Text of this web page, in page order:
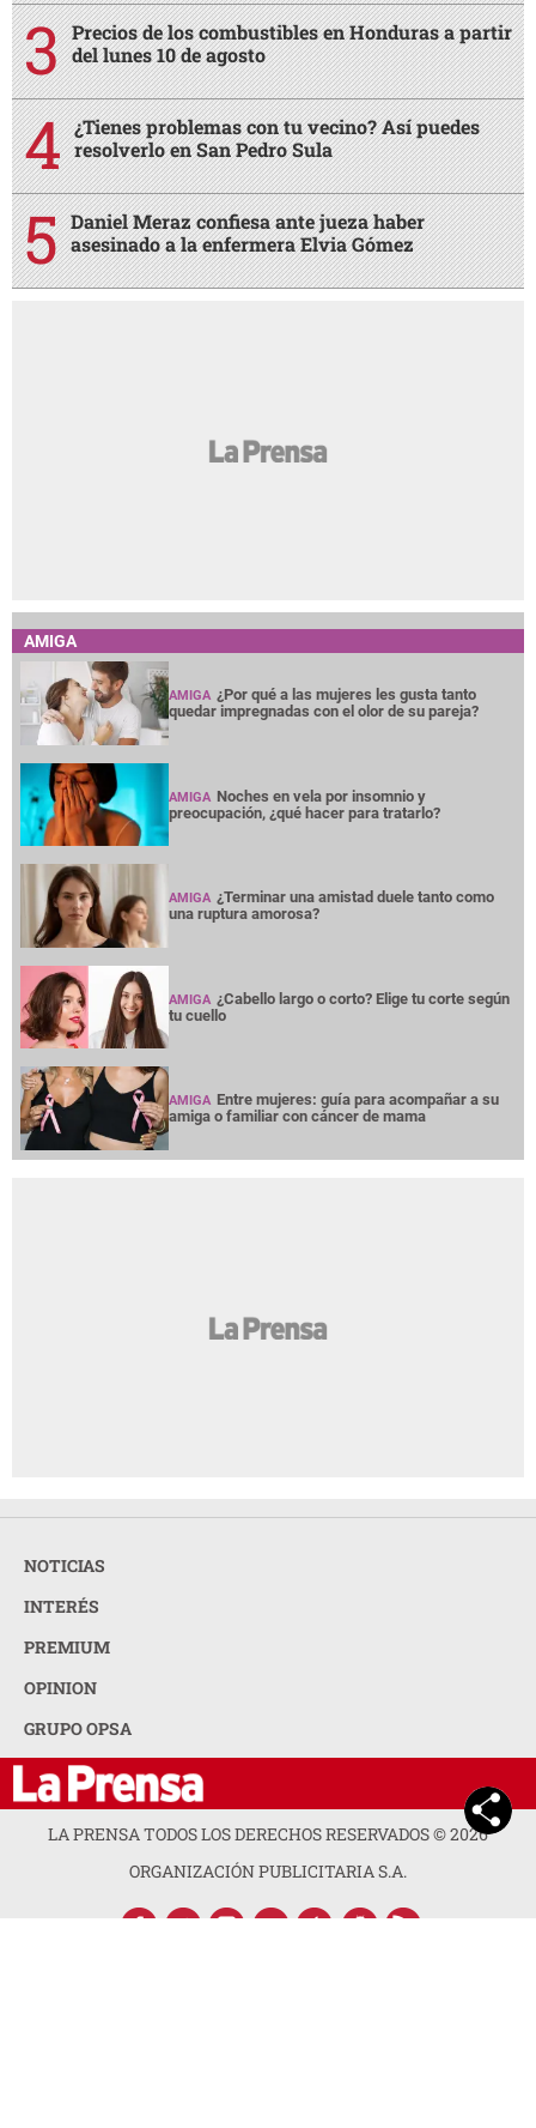
Precios de los combustibles en Honduras a partir
del lunes 10 de agosto
¿Tienes problemas con tu vecino? Así puedes
resolverlo en San Pedro Sula
Daniel Meraz confiesa ante jueza haber
asesinado a la enfermera Elvia Gómez
AMIGA
AMIGA ¿Por qué a las mujeres les gusta tanto
quedar impregnadas con el olor de su pareja?
AMIGA Noches en vela por insomnio y
preocupación, ¿qué hacer para tratarlo?
AMIGA ¿Terminar una amistad duele tanto como
una ruptura amorosa?
AMIGA ¿Cabello largo o corto? Elige tu corte según
tu cuello
AMIGA Entre mujeres: guía para acompañar a su
amiga o familiar con cáncer de mama
NOTICIAS
INTERÉS
PREMIUM
OPINION
GRUPO OPSA
LA PRENSA TODOS LOS DERECHOS RESERVADOS ©2026
ORGANIZACIÓN PUBLICITARIA S.A.